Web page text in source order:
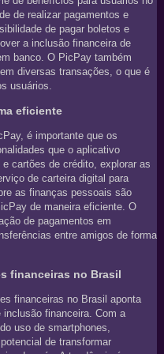
de realizar pagamentos e
de pagar boletos e
a inclusão financeira de
banco. O PicPay também
diversas transações, o que é
usuários.
eficiente
é importante que os
que o aplicativo
cartões de crédito, explorar as
de carteira digital para
as finanças pessoais são
de maneira eficiente. O
de pagamentos em
entre amigos de forma
financeiras no Brasil
financeiras no Brasil aponta
financeira. Com a
uso de smartphones,
de transformar